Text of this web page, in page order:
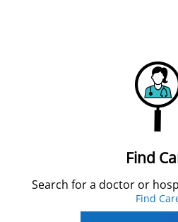
Find
Search for a doctor or
Find